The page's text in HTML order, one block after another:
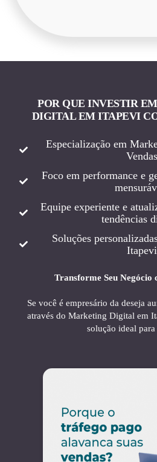
POR QUE INVESTIR
DIGITAL EM ITAPEVI
Especialização em
Vendas
Foco em performance e
Equipe experiente e
tendências
Soluções
Itapevi
Transforme Seu
Se você é empresário da deseja
através do Marketing Digital em
solução ideal